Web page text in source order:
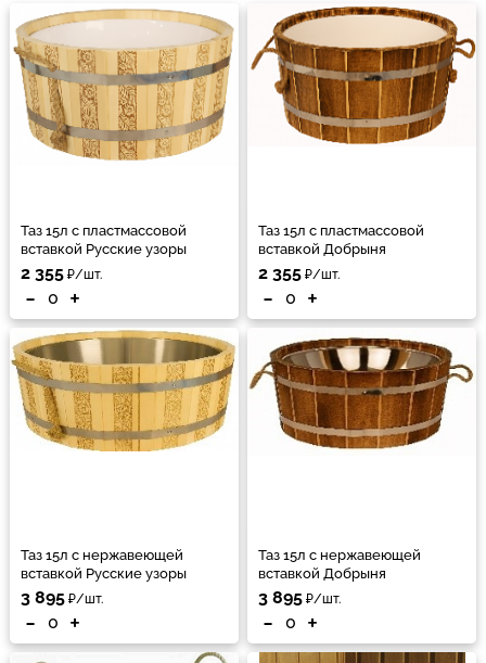
Таз 15л с пластмассовой
вставкой Русские узоры
2 355 ₽/шт.
- +
Таз 15л с пластмассовой
вставкой Добрыня
2 355 ₽/шт.
- +
Таз 15л с нержавеющей
вставкой Русские узоры
3 895 ₽/шт.
- +
Таз 15л с нержавеющей
вставкой Добрыня
3 895 ₽/шт.
- +